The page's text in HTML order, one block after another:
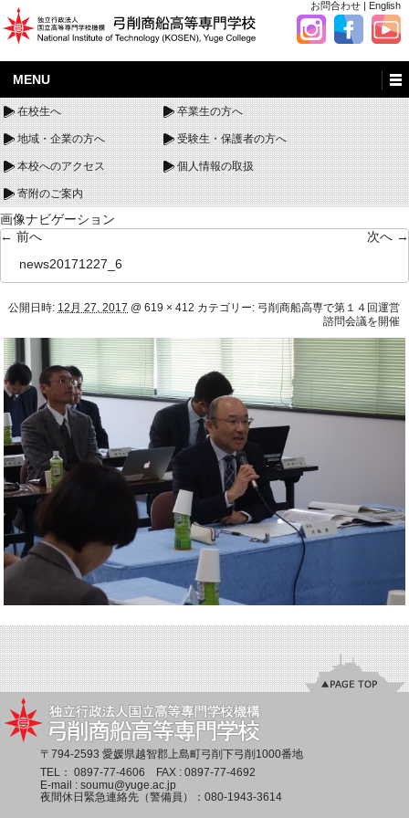
お問合わせ | English
MENU
在校生へ 卒業生の方へ
地域・企業の方へ 受験生・保護者の方へ
本校へのアクセス 個人情報の取扱
寄附のご案内
画像ナビゲーション
← 前へ
次へ →
news20171227_6
公開日時: 12月 27, 2017 @ 619 × 412 カテゴリー: 弓削商船高専で第１４回運営
諮問会議を開催
〒794-2593 愛媛県越智郡上島町弓削下弓削1000番地
TEL： 0897-77-4606 FAX : 0897-77-4692
E-mail : soumu@yuge.ac.jp
夜間休日緊急連絡先（警備員）： 080-1943-3614